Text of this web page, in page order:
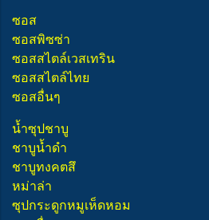
ซอส
ซอสพิซซ่า
ซอสสไตล์เวสเทริน
ซอสสไตล์ไทย
ซอสอื่นๆ
น้ำซุปชาบู
ชาบูน้ำดำ
ชาบูทงคตสึ
หม่าล่า
ซุปกระดูกหมูเห็ดหอม